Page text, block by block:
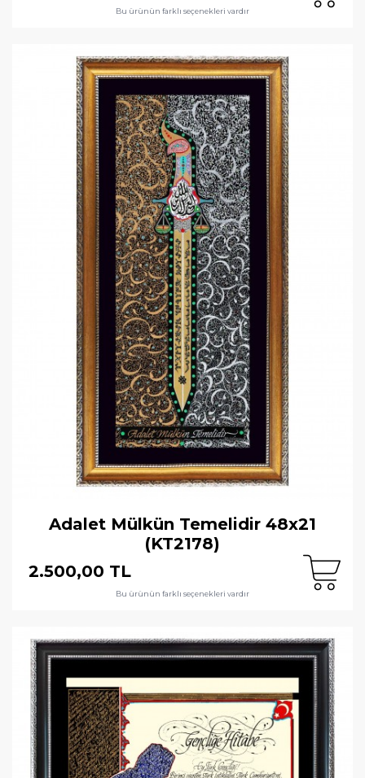
Bu ürünün farklı seçenekleri vardır
Adalet Mülkün Temelidir 48x21
(KT2178)
2.500,00 TL
Bu ürünün farklı seçenekleri vardır